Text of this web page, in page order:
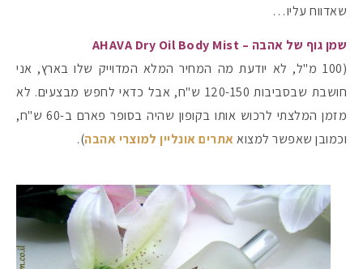
שאדווח עליו…
שמן גוף של אהבה – AHAVA Dry Oil Body Mist
(100 מ"ל, לא יודעת מה המחיר המלא המדוייק שלו בארץ, אני
חושבת שבסביבות 120-150 ש"ח, אבל כדאי לחפש מבצעים. לא
מזמן המלצתי לרכוש אותו בקופון שהיה בסופר פארם ב-60 ש"ח,
וכמובן שאפשר למצוא אתרים אונליין למוצרי אהבה).